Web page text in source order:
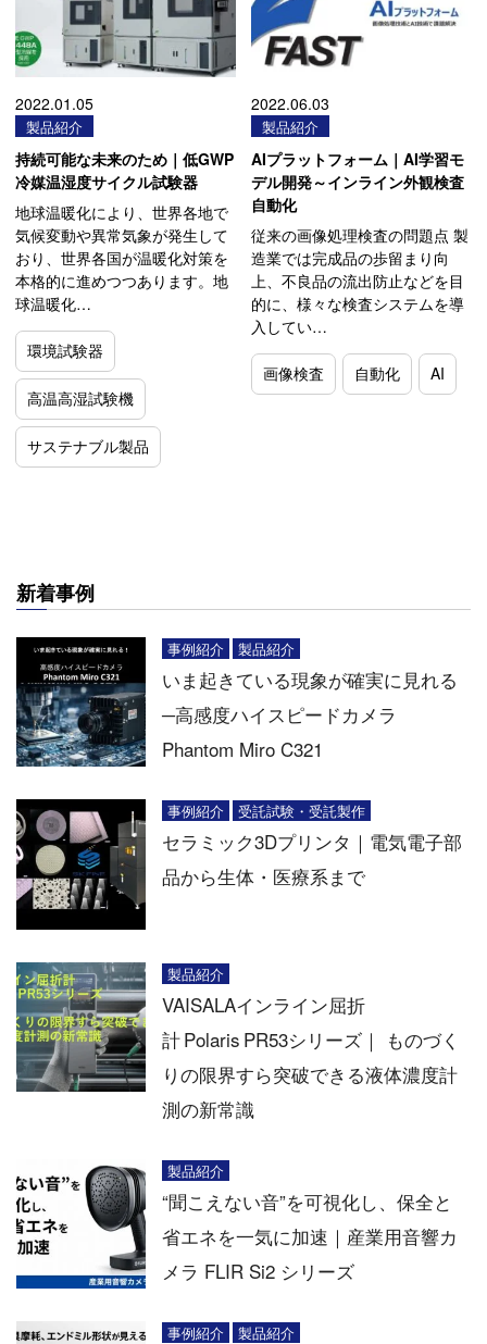
2022.01.05
製品紹介
持続可能な未来のため｜低GWP
冷媒温湿度サイクル試験器
地球温暖化により、世界各地で
気候変動や異常気象が発生して
おり、世界各国が温暖化対策を
本格的に進めつつあります。地
球温暖化…
環境試験器
高温高湿試験機
サステナブル製品
2022.06.03
製品紹介
AIプラットフォーム｜AI学習モ
デル開発～インライン外観検査
自動化
従来の画像処理検査の問題点 製
造業では完成品の歩留まり向
上、不良品の流出防止などを目
的に、様々な検査システムを導
入してい…
画像検査 自動化 AI
新着事例
事例紹介 製品紹介
いま起きている現象が確実に見れる
─高感度ハイスピードカメラ
Phantom Miro C321
事例紹介 受託試験・受託製作
セラミック3Dプリンタ｜電気電子部
品から生体・医療系まで
製品紹介
VAISALAインライン屈折
計 Polaris PR53シリーズ｜ ものづく
りの限界すら突破できる液体濃度計
測の新常識
製品紹介
“聞こえない音”を可視化し、保全と
省エネを一気に加速｜産業用音響カ
メラ FLIR Si2 シリーズ
事例紹介 製品紹介